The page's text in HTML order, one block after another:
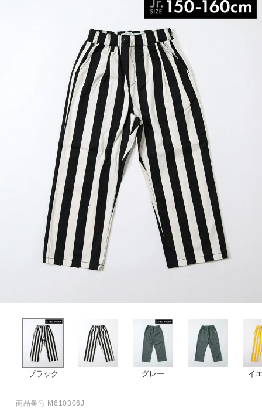
ブラック グレー イ
商品番号 M610306J